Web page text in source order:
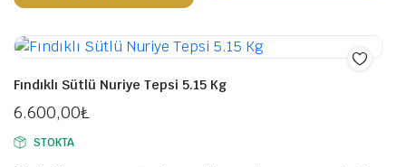
Fındıklı Sütlü Nuriye Tepsi 5.15 Kg
6.600,00₺
STOKTA